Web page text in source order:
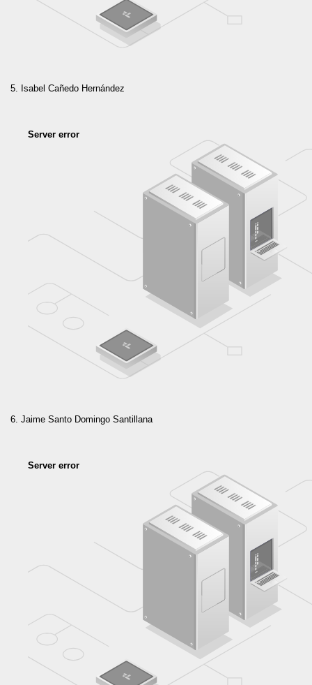
Isabel Cañedo Hernández
Server error
Jaime Santo Domingo Santillana
Server error